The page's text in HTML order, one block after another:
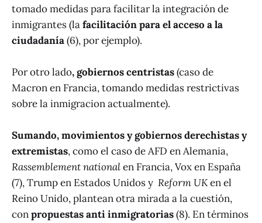
tomado medidas para facilitar la integración de
inmigrantes (lafacilitación para el acceso a la
ciudadanía(6), por ejemplo).
Por otro lado, gobiernos centristas(caso de
Macron en Francia, tomando medidas restrictivas
sobre la inmigracion actualmente).
Sumando, movimientos y gobiernos derechistas y
extremistas, como el caso de AFD en Alemania,
Rassemblement nationalen Francia, Vox en España
(7), Trump en Estados Unidos y Reform UKen el
Reino Unido, plantean otra mirada a la cuestión,
conpropuestas anti inmigratorias(8). En términos